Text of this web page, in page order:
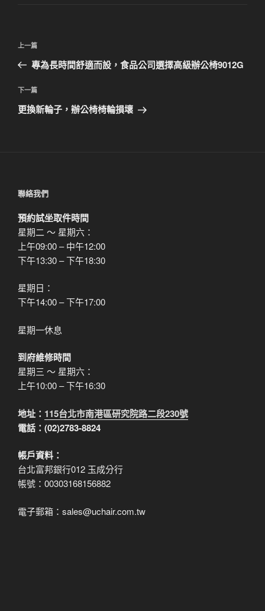
文
導
覽
上
一
文
章
上一篇
專為長時間舒適而設，食品公司選擇高級辦公椅9012G
下
一
下一篇
更換新輪子，辦公椅椅輪損壞
聯絡我們
預約試坐取件時間
星期二 ～ 星期六：
上午09:00 – 中午12:00
下午13:30 – 下午18:30
星期日：
下午14:00 – 下午17:00
星期一休息
到府維修時間
星期三 ～ 星期六：
上午10:00 – 下午16:30
地址： 115台北市南港區研究院路二段230號
電話：(02)2783-8824
帳戶資料：
台北富邦銀行012 玉成分行
帳號：00303168156882
電子郵箱：sales@uchair.com.tw